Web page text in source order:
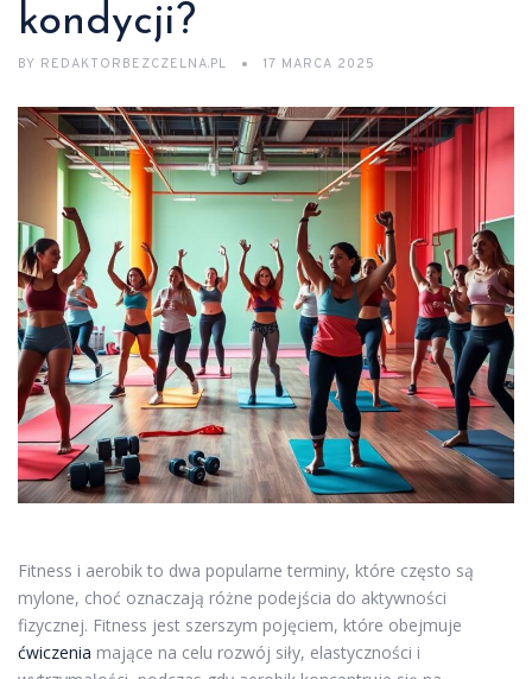
kondycji?
BY REDAKTORBEZCZELNA.PL 17 MARCA 2025
Fitness i aerobik to dwa popularne terminy, które często są
mylone, choć oznaczają różne podejścia do aktywności
fizycznej. Fitness jest szerszym pojęciem, które obejmuje
ćwiczenia mające na celu rozwój siły, elastyczności i